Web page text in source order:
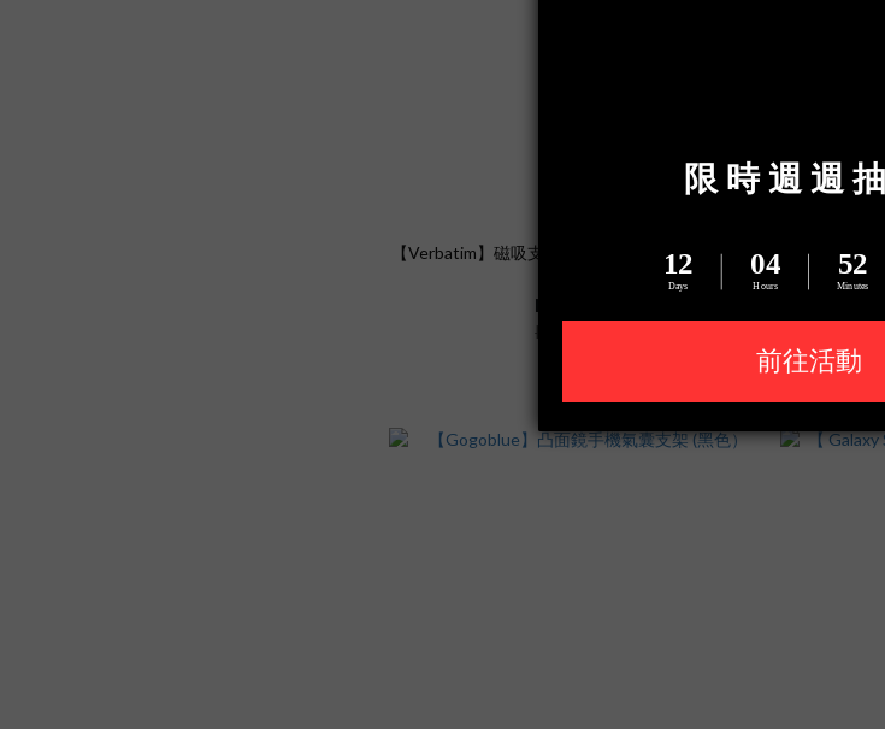
【Verbatim】磁吸支架自帶線行動電源 10000mAh
NT$1,799
NT$2,099
【Verbatim